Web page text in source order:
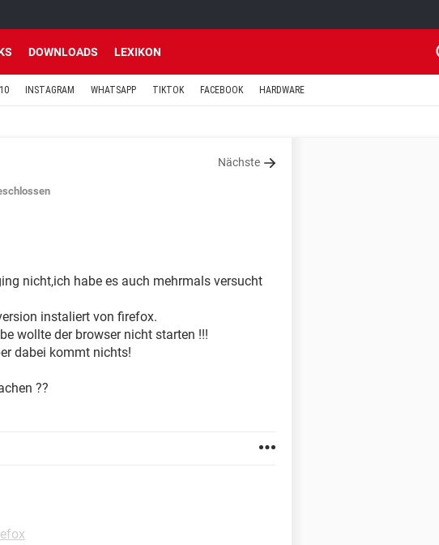
DOWNLOADS LEXIKON
INSTAGRAM WHATSAPP TIKTOK FACEBOOK HARDWARE
Nächste
nicht,ich habe es auch mehrmals versucht
instaliert von firefox.
wollte der browser nicht starten !!!
dabei kommt nichts!
??